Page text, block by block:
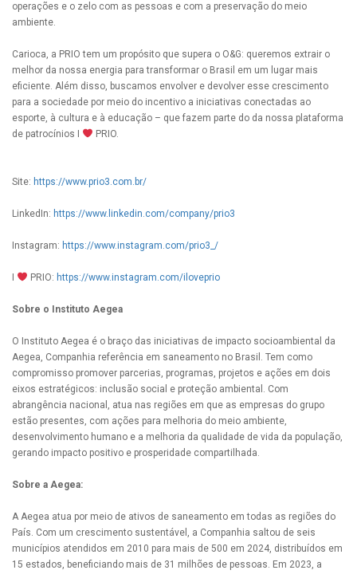
operações e o zelo com as pessoas e com a preservação do meio
ambiente.
Carioca, a PRIO tem um propósito que supera o O&G: queremos extrair o
melhor da nossa energia para transformar o Brasil em um lugar mais
eficiente. Além disso, buscamos envolver e devolver esse crescimento
para a sociedade por meio do incentivo a iniciativas conectadas ao
esporte, à cultura e à educação – que fazem parte do da nossa plataforma
de patrocínios I
PRIO.
Site: https://www.prio3.com.br/
LinkedIn: https://www.linkedin.com/company/prio3
Instagram: https://www.instagram.com/prio3_/
PRIO: https://www.instagram.com/iloveprio
Sobre o Instituto Aegea
O Instituto Aegea é o braço das iniciativas de impacto socioambiental da
Aegea, Companhia referência em saneamento no Brasil. Tem como
compromisso promover parcerias, programas, projetos e ações em dois
eixos estratégicos: inclusão social e proteção ambiental. Com
abrangência nacional, atua nas regiões em que as empresas do grupo
estão presentes, com ações para melhoria do meio ambiente,
desenvolvimento humano e a melhoria da qualidade de vida da população,
gerando impacto positivo e prosperidade compartilhada.
Sobre a Aegea:
A Aegea atua por meio de ativos de saneamento em todas as regiões do
País. Com um crescimento sustentável, a Companhia saltou de seis
municípios atendidos em 2010 para mais de 500 em 2024, distribuídos em
15 estados, beneficiando mais de 31 milhões de pessoas. Em 2023, a